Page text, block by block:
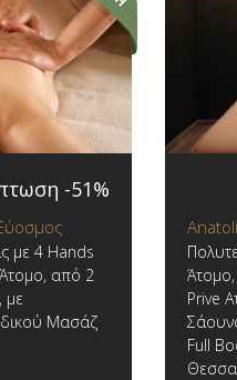
-51%
με 4 Hands
από 2
με
Μασάζ
Prive
Full